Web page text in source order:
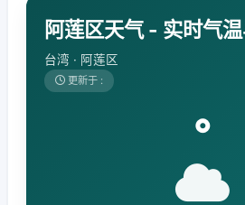
阿莲区天气 - 实时气
台湾 · 阿莲区
更新于 :
°